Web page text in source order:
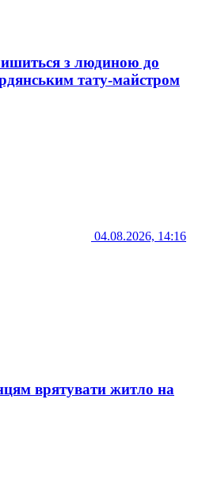
з людиною до
тату-майстром
04.08.2026, 14:16
врятувати житло на